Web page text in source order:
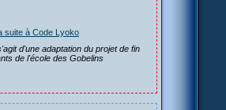
suite à Code Lyoko
d'une adaptation du projet de fin
de l'école des Gobelins